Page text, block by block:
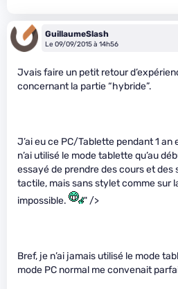
GuillaumeSlash
Le 09/09/2015 à 14h56
Jvais faire un petit retour
concernant la partie “hybride”.
J’ai eu ce PC/Tablette pendant 1 an
n’ai utilisé le mode tablette qu’au
essayé de prendre des cours et des
tactile, mais sans stylet comme sur
impossible.
" />
Bref, je n’ai jamais utilisé le mode
mode PC normal me convenait